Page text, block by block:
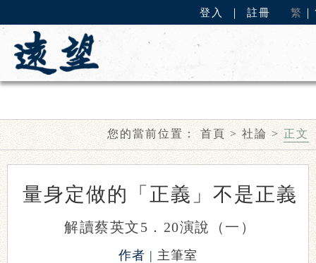
登入 註冊 繁
您的當前位置：首頁 >社論>正文
量身定做的「正義」不是正義
解讀蔡英文5．20演說（一）
作者 | 主筆室